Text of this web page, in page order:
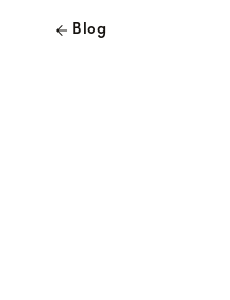
arrow_back Blog